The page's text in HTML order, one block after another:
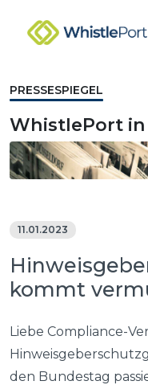
PRESSESPIEGEL
WhistlePort
11.01.2023
kommt
Liebe Compliance-
den Bundestag